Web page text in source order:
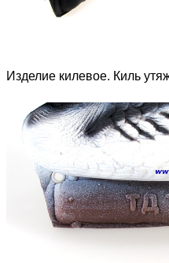
Изделие килевое. Киль